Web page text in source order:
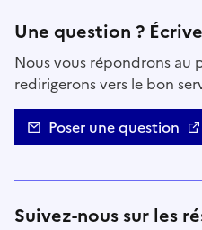
Une question ?
Nous vous répondrons au
redirigerons vers le bon
Poser une question
Suivez-nous sur les